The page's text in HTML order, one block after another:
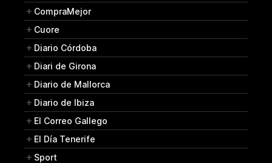
CompraMejor
Cuore
Diario Córdoba
Diari de Girona
Diario de Mallorca
Diario de Ibiza
El Correo Gallego
El Día Tenerife
Sport